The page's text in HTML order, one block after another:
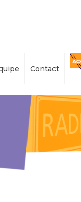
Contact